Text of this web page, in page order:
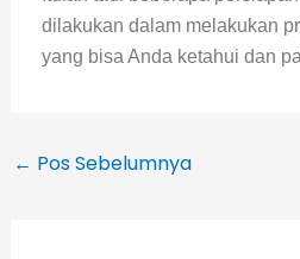
dilakukan dalam melakukan
yang bisa Anda ketahui dan
← Pos Sebelumnya